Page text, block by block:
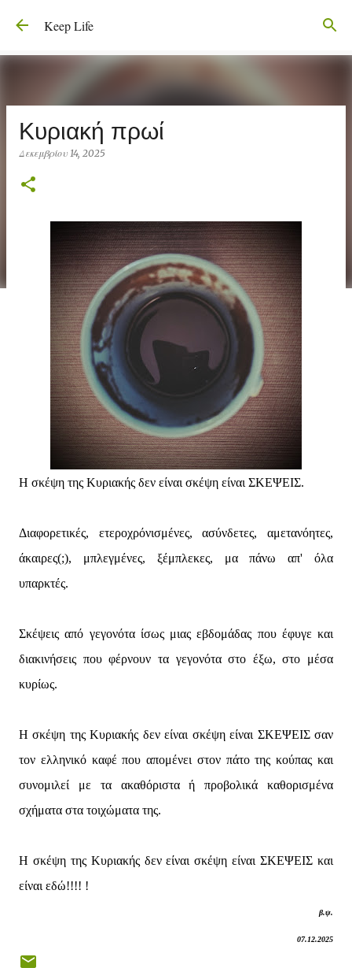
Μετάβαση στο κύριο περιεχόμενο
Keep Life
Κυριακή πρωί
Δεκεμβρίου 14, 2025
Η σκέψη της Κυριακής δεν είναι σκέψη είναι ΣΚΕΨΕΙΣ.
Διαφορετικές, ετεροχρόνισμένες, ασύνδετες, αμετανόητες,
άκαιρες(;), μπλεγμένες, ξέμπλεκες, μα πάνω απ' όλα
υπαρκτές.
Σκέψεις από γεγονότα ίσως μιας εβδομάδας που έφυγε και
διακινήσεις που φέρνουν τα γεγονότα στο έξω, στο μέσα
κυρίως.
Η σκέψη της Κυριακής δεν είναι σκέψη είναι ΣΚΕΨΕΙΣ σαν
τον ελληνικό καφέ που απομένει στον πάτο της κούπας και
συνομιλεί με τα ακαθόριστα ή προβολικά καθορισμένα
σχήματα στα τοιχώματα της.
Η σκέψη της Κυριακής δεν είναι σκέψη είναι ΣΚΕΨΕΙΣ και
είναι εδώ!!!! !
β.ψ.
07.12.2025